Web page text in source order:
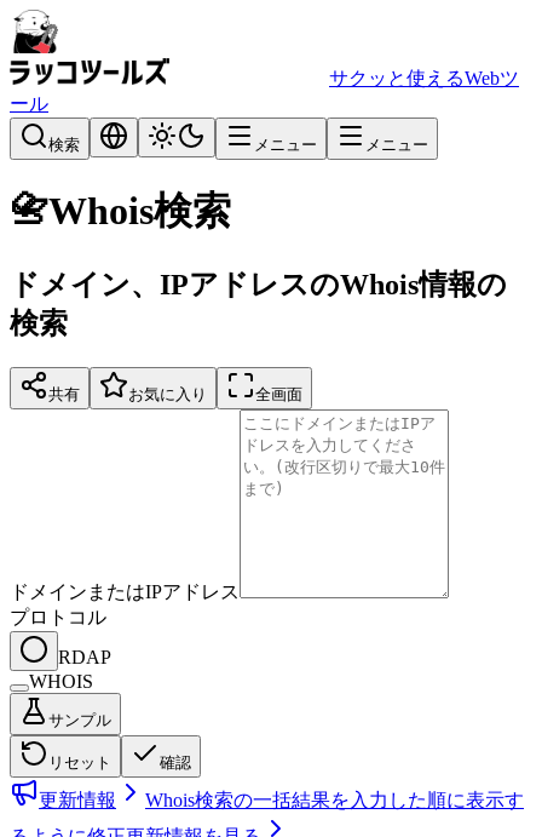
サクッと使えるWebツ
ール
検索 メニュー メニュー
📇Whois検索
ドメイン、IPアドレスのWhois情報の
検索
共有 お気に入り 全画面
ドメインまたはIPアドレス
プロトコル
RDAP
WHOIS
サンプル
リセット 確認
更新情報
Whois検索の一括結果を入力した順に表示す